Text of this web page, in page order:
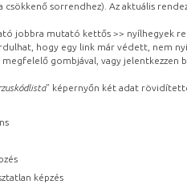
csökkenő sorrendhez). Az aktuális
jobbra mutató kettős >> nyílhegyek
hogy egy link már védett, nem
megfelelő gombjával, vagy
” képernyőn két adat
képzés